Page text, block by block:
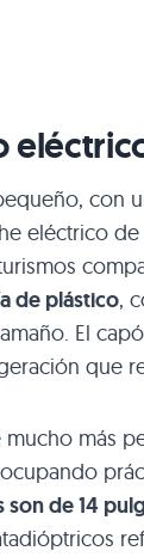
con
eléctrico
de plástico,
El
que
más
son de 14